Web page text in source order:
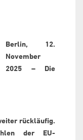
Berlin, 12.
November
2025 – Die
rückläufig.
der EU-